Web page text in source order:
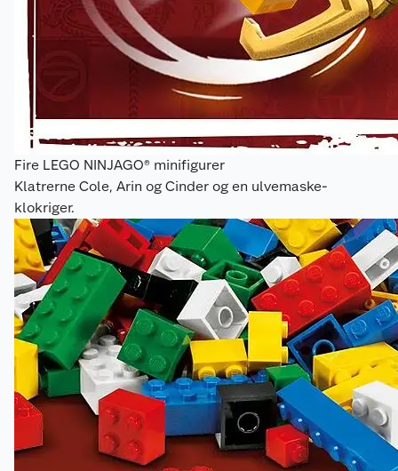
Fire LEGO NINJAGO® minifigurer
Klatrerne Cole, Arin og Cinder og en ulvemaske-
klokriger.